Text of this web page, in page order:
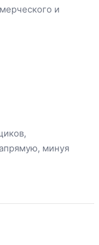
и
минуя